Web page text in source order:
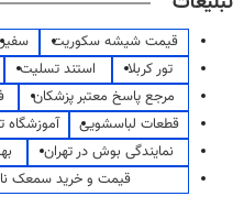
قیمت شیشه سکوریت سفیر
تور کربلا
استند تسلیت
مرجع پاسخ معتبر پزشکان
قطعات لباسشویی
آموزشگاه
نمایندگی بوش در تهران
قیمت و خرید سمعک